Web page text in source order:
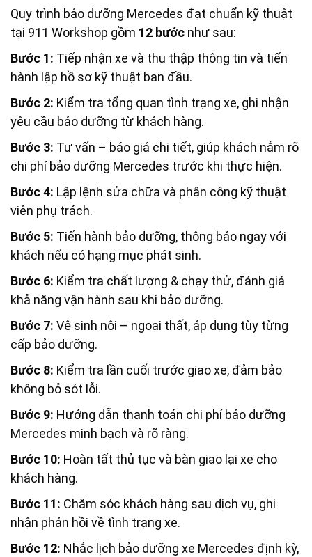
Quy trình bảo dưỡng Mercedes đạt chuẩn kỹ thuật
tại 911 Workshop gồm 12 bước như sau:
Bước 1: Tiếp nhận xe và thu thập thông tin và tiến
hành lập hồ sơ kỹ thuật ban đầu.
Bước 2: Kiểm tra tổng quan tình trạng xe, ghi nhận
yêu cầu bảo dưỡng từ khách hàng.
Bước 3: Tư vấn – báo giá chi tiết, giúp khách nắm rõ
chi phí bảo dưỡng Mercedes trước khi thực hiện.
Bước 4: Lập lệnh sửa chữa và phân công kỹ thuật
viên phụ trách.
Bước 5: Tiến hành bảo dưỡng, thông báo ngay với
khách nếu có hạng mục phát sinh.
Bước 6: Kiểm tra chất lượng & chạy thử, đánh giá
khả năng vận hành sau khi bảo dưỡng.
Bước 7: Vệ sinh nội – ngoại thất, áp dụng tùy từng
cấp bảo dưỡng.
Bước 8: Kiểm tra lần cuối trước giao xe, đảm bảo
không bỏ sót lỗi.
Bước 9: Hướng dẫn thanh toán chi phí bảo dưỡng
Mercedes minh bạch và rõ ràng.
Bước 10: Hoàn tất thủ tục và bàn giao lại xe cho
khách hàng.
Bước 11: Chăm sóc khách hàng sau dịch vụ, ghi
nhận phản hồi về tình trạng xe.
Bước 12: Nhắc lịch bảo dưỡng xe Mercedes định kỳ,